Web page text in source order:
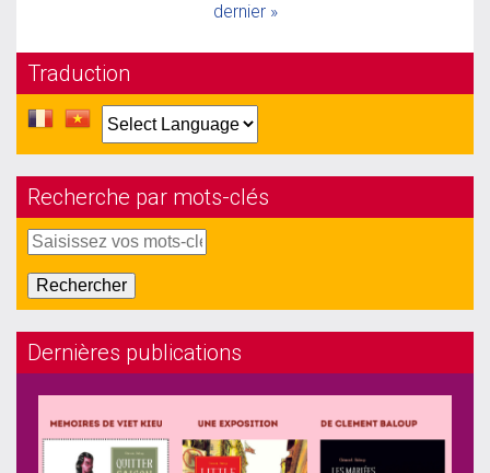
dernier »
Traduction
Recherche par mots-clés
Dernières publications